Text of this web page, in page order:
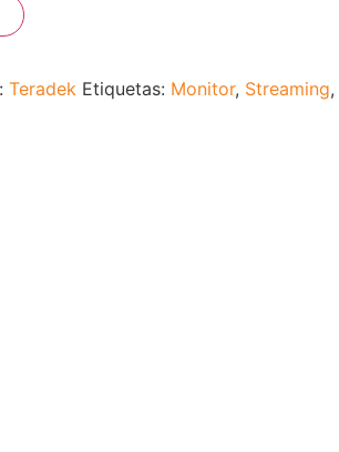
Teradek Etiquetas: Monitor, Streaming,